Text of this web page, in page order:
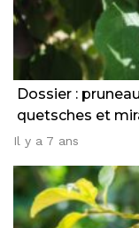
Dossier :
quetsches et
Il y a 7 ans